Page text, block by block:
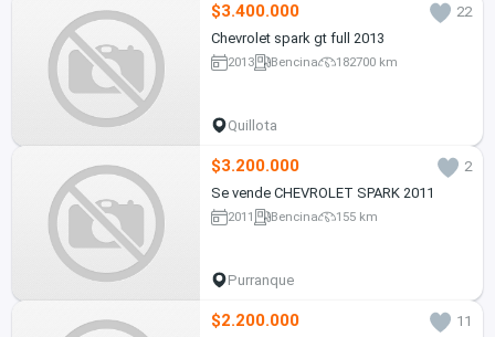
$3.400.000
22
Chevrolet spark gt full 2013
2013 Bencina 182700 km
Quillota
$3.200.000
2
Se vende CHEVROLET SPARK 2011
2011 Bencina 155 km
Purranque
$2.200.000
11